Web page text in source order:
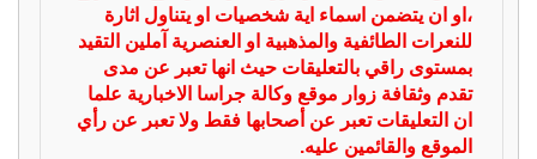
،او ان يتضمن اسماء اية شخصيات او يتناول اثارة
للنعرات الطائفية والمذهبية او العنصرية آملين التقيد
بمستوى راقي بالتعليقات حيث انها تعبر عن مدى
تقدم وثقافة زوار موقع وكالة جراسا الاخبارية علما
ان التعليقات تعبر عن أصحابها فقط ولا تعبر عن رأي
الموقع والقائمين عليه.